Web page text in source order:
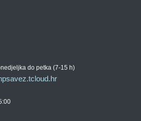
do petka (7-15 h)